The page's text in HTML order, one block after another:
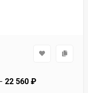
22 560